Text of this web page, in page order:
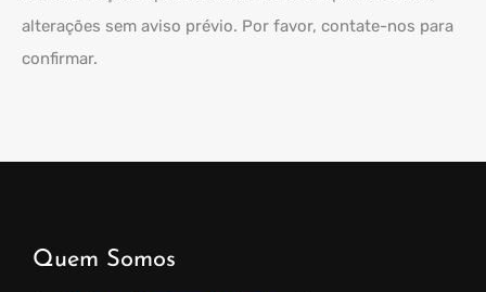
alterações sem aviso prévio. Por favor, contate-nos para
confirmar.
Quem Somos